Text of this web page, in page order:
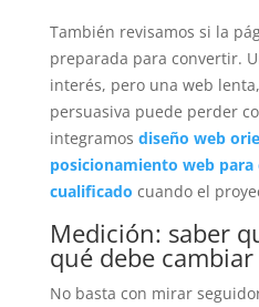
También revisamos si la
preparada para convertir.
interés, pero una web
persuasiva puede perder
integramos diseño web
posicionamiento web
cualificado cuando el
Medición: saber
qué debe cambiar
No basta con mirar